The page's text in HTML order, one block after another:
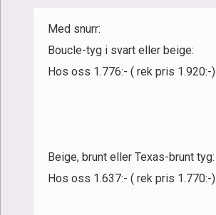
Med snurr:
Boucle-tyg i svart eller beige:
Hos oss 1.776:- ( rek pris 1.920:-)
Beige, brunt eller Texas-brunt tyg:
Hos oss 1.637:- ( rek pris 1.770:-)